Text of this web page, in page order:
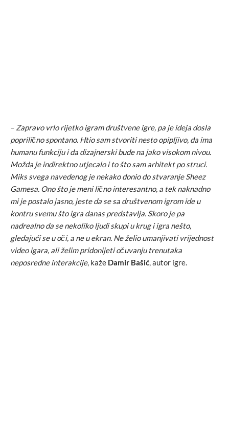
– Zapravo vrlo rijetko igram društvene igre, pa je ideja dosla
poprilično spontano. Htio sam stvoriti nesto opipljivo, da ima
humanu funkciju i da dizajnerski bude na jako visokom nivou.
Možda je indirektno utjecalo i to što sam arhitekt po struci.
Miks svega navedenog je nekako donio do stvaranje Sheez
Gamesa. Ono što je meni lično interesantno, a tek naknadno
mi je postalo jasno, jeste da se sa društvenom igrom ide u
kontru svemu što igra danas predstavlja. Skoro je pa
nadrealno da se nekoliko ljudi skupi u krug i igra nešto,
gledajući se u oči, a ne u ekran. Ne želio umanjivati vrijednost
video igara, ali želim pridonijeti očuvanju trenutaka
neposredne interakcije, kaže Damir Bašić, autor igre.